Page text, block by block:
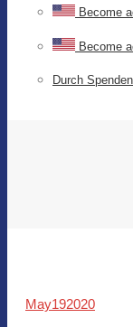
Become
Become
Durch
May192020